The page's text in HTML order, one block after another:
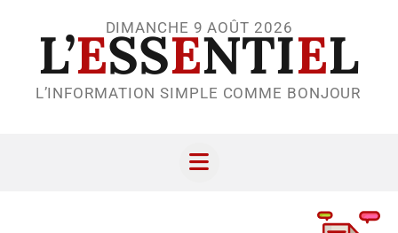
DIMANCHE 9 AOÛT 2026
L’ESSENTIEL
L’INFORMATION SIMPLE COMME BONJOUR